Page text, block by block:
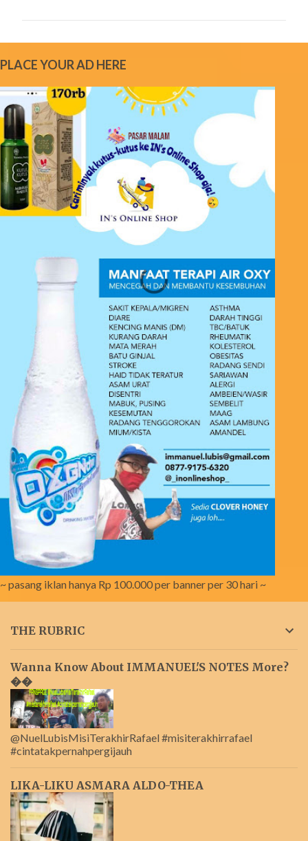
n
t
s
PLACE YOUR AD HERE
~ pasang iklan hanya Rp 100.000 per banner per 30 hari ~
THE RUBRIC
Wanna Know About IMMANUEL'S NOTES More?
��
@NuelLubisMisiTerakhirRafael #misiterakhirrafael
#cintatakpernahpergijauh
LIKA-LIKU ASMARA ALDO-THEA